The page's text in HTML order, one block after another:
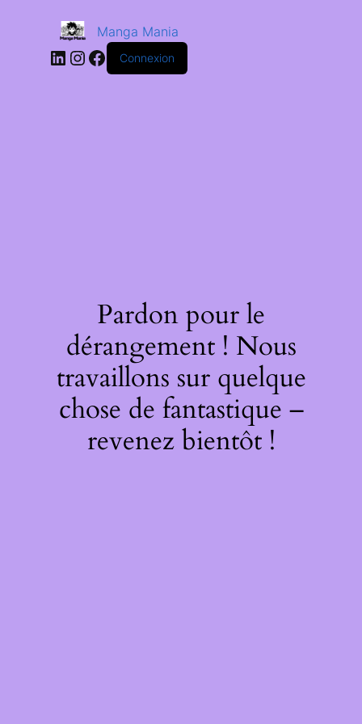
Manga Mania
Connexion
Pardon pour le
dérangement ! Nous
travaillons sur quelque
chose de fantastique –
revenez bientôt !